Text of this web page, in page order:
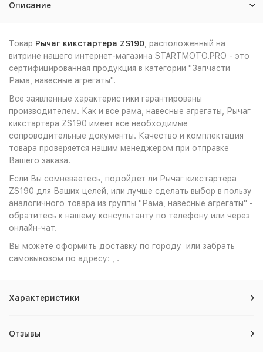
Описание
Товар Рычаг кикстартера ZS190 , расположенный на
витрине нашего интернет-магазина STARTMOTO.PRO - это
сертифицированная продукция в категории "Запчасти
Рама, навесные агрегаты".
Все заявленные характеристики гарантированы
производителем. Как и все рама, навесные агрегаты, Рычаг
кикстартера ZS190 имеет все необходимые
сопроводительные документы. Качество и комплектация
товара проверяется нашим менеджером при отправке
Вашего заказа.
Если Вы сомневаетесь, подойдет ли Рычаг кикстартера
ZS190 для Ваших целей, или лучше сделать выбор в пользу
аналогичного товара из группы "Рама, навесные агрегаты" -
обратитесь к нашему консультанту по телефону или через
онлайн-чат.
Вы можете оформить доставку по городу или забрать
самовывозом по адресу: , .
Характеристики
Отзывы